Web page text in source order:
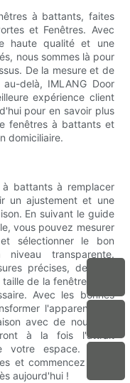
à battants, faites
et Fenêtres. Avec
haute qualité et une
nous sommes là pour
De la mesure et de
delà, IMLANG Door
expérience client
pour en savoir plus
fenêtres à battants et
domiciliaire.
à battants à remplacer
un ajustement et une
En suivant le guide
vous pouvez mesurer
sélectionner le bon
transparente.
précises, de tenir
de la fenêtre et de
Avec les bonnes
l'apparence et
avec de nouvelles
à la fois l'attrait
espace. Alors,
et commencez votre
aujourd'hui !